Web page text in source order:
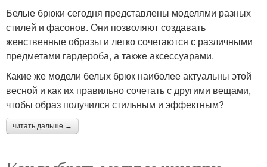
Белые брюки сегодня представлены моделями разных
стилей и фасонов. Они позволяют создавать
женственные образы и легко сочетаются с различными
предметами гардероба, а также аксессуарами.
Какие же модели белых брюк наиболее актуальны этой
весной и как их правильно сочетать с другими вещами,
чтобы образ получился стильным и эффектным?
читать дальше →